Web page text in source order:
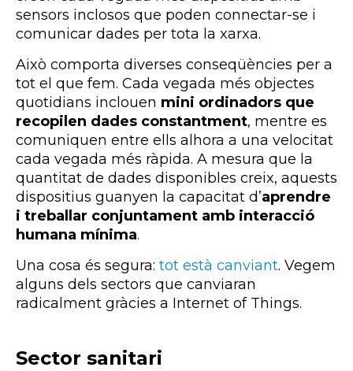
sensors inclosos que poden connectar-se i
comunicar dades per tota la xarxa.
Això comporta diverses conseqüències per a
tot el que fem. Cada vegada més objectes
quotidians inclouen mini ordinadors que
recopilen dades constantment, mentre es
comuniquen entre ells alhora a una velocitat
cada vegada més ràpida. A mesura que la
quantitat de dades disponibles creix, aquests
dispositius guanyen la capacitat d’aprendre
i treballar conjuntament amb interacció
humana mínima.
Una cosa és segura: tot està canviant. Vegem
alguns dels sectors que canviaran
radicalment gràcies a Internet of Things.
Sector sanitari